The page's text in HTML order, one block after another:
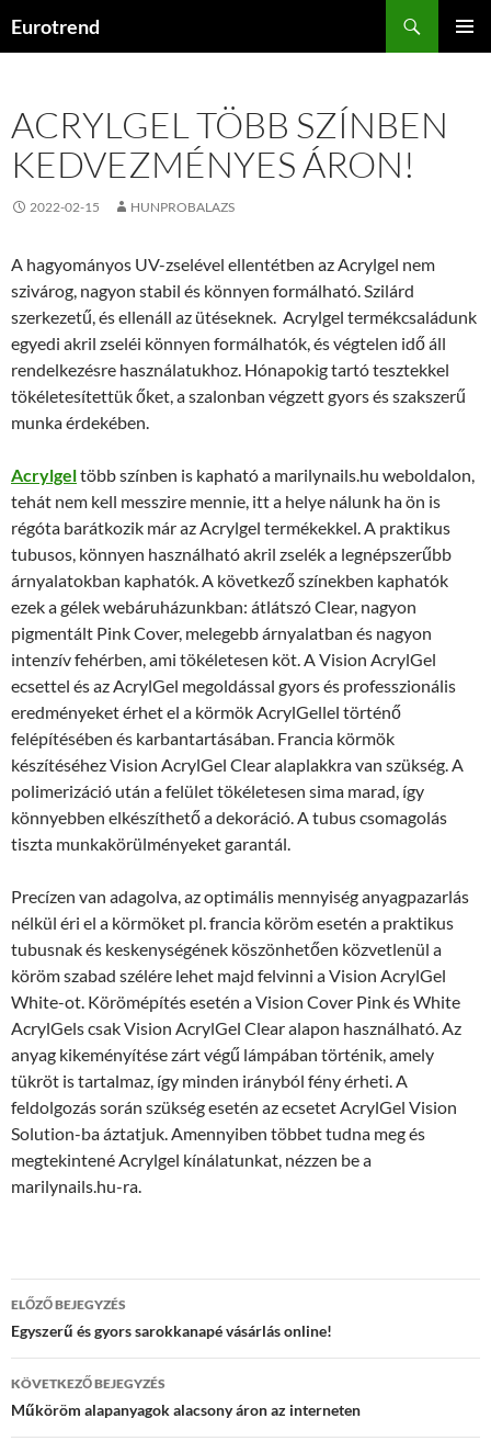
Eurotrend
ACRYLGEL TÖBB SZÍNBEN
KEDVEZMÉNYES ÁRON!
2022-02-15 HUNPROBALAZS
A hagyományos UV-zselével ellentétben az Acrylgel nem
szivárog, nagyon stabil és könnyen formálható. Szilárd
szerkezetű, és ellenáll az ütéseknek. Acrylgel termékcsaládunk
egyedi akril zseléi könnyen formálhatók, és végtelen idő áll
rendelkezésre használatukhoz. Hónapokig tartó tesztekkel
tökéletesítettük őket, a szalonban végzett gyors és szakszerű
munka érdekében.
Acrylgeltöbb színben is kapható a marilynails.hu weboldalon,
tehát nem kell messzire mennie, itt a helye nálunk ha ön is
régóta barátkozik már az Acrylgel termékekkel. A praktikus
tubusos, könnyen használható akril zselék a legnépszerűbb
árnyalatokban kaphatók. A következő színekben kaphatók
ezek a gélek webáruházunkban: átlátszó Clear, nagyon
pigmentált Pink Cover, melegebb árnyalatban és nagyon
intenzív fehérben, ami tökéletesen köt. A Vision AcrylGel
ecsettel és az AcrylGel megoldással gyors és professzionális
eredményeket érhet el a körmök AcrylGellel történő
felépítésében és karbantartásában. Francia körmök
készítéséhez Vision AcrylGel Clear alaplakkra van szükség. A
polimerizáció után a felület tökéletesen sima marad, így
könnyebben elkészíthető a dekoráció. A tubus csomagolás
tiszta munkakörülményeket garantál.
Precízen van adagolva, az optimális mennyiség anyagpazarlás
nélkül éri el a körmöket pl. francia köröm esetén a praktikus
tubusnak és keskenységének köszönhetően közvetlenül a
köröm szabad szélére lehet majd felvinni a Vision AcrylGel
White-ot. Körömépítés esetén a Vision Cover Pink és White
AcrylGels csak Vision AcrylGel Clear alapon használható. Az
anyag kikeményítése zárt végű lámpában történik, amely
tükröt is tartalmaz, így minden irányból fény érheti. A
feldolgozás során szükség esetén az ecsetet AcrylGel Vision
Solution-ba áztatjuk. Amennyiben többet tudna meg és
megtekintené Acrylgel kínálatunkat, nézzen be a
marilynails.hu-ra.
Bejegyzés
navigáció
ELŐZŐ BEJEGYZÉS
Egyszerű és gyors sarokkanapé vásárlás online!
KÖVETKEZŐ BEJEGYZÉS
Műköröm alapanyagok alacsony áron az interneten